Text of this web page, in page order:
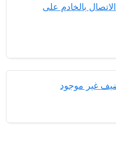
لا يمكن لأداة تكوين MSI الاتصال بالخادم على